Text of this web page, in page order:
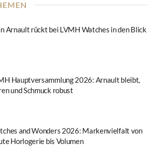
Arnault rückt bei LVMH Watches in den Blick
Hauptversammlung 2026: Arnault bleibt,
und Schmuck robust
and Wonders 2026: Markenvielfalt von
Horlogerie bis Volumen